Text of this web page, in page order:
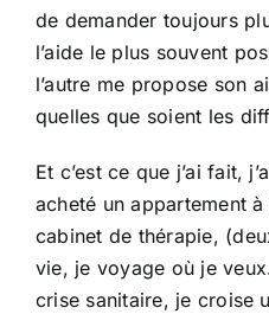
de demander toujours
l’aide le plus souvent
l’autre me propose son
quelles que soient les
Et c’est ce que j’ai fait,
acheté un appartement
cabinet de thérapie,
vie, je voyage où je
crise sanitaire, je croise